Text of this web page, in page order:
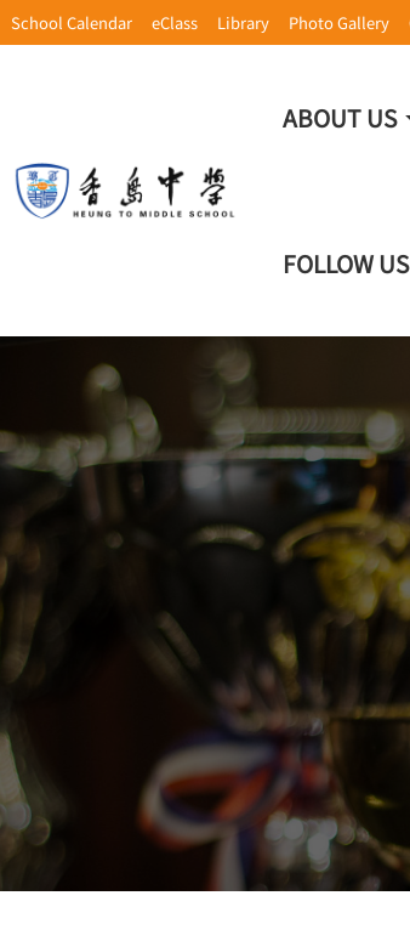
School Calendar eClass Library Photo Gallery
ABOUT US
FOLLOW US